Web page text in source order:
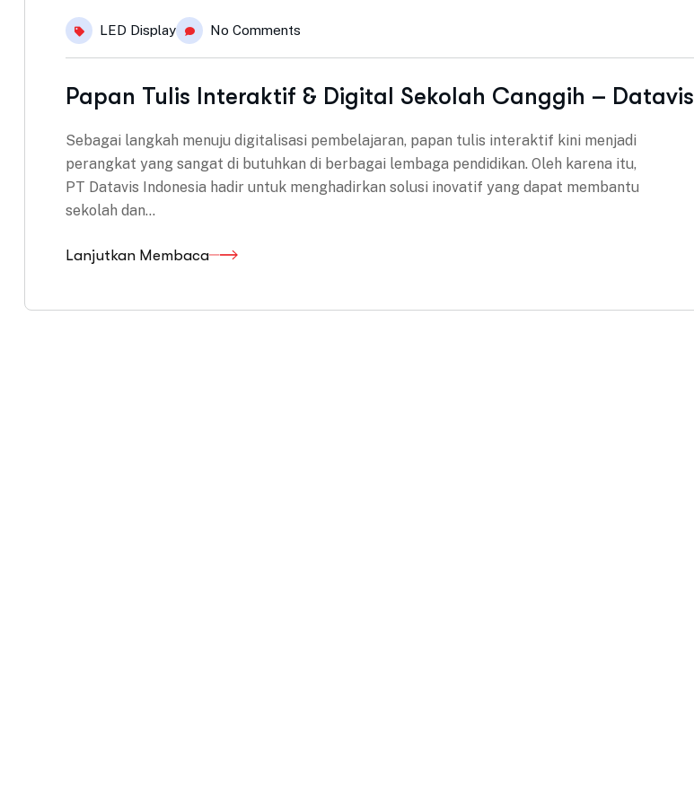
LED Display No Comments
Papan Tulis Interaktif & Digital Sekolah Canggih – Datavis
Sebagai langkah menuju digitalisasi pembelajaran, papan tulis interaktif kini menjadi
perangkat yang sangat di butuhkan di berbagai lembaga pendidikan. Oleh karena itu,
PT Datavis Indonesia hadir untuk menghadirkan solusi inovatif yang dapat membantu
sekolah dan…
Lanjutkan Membaca